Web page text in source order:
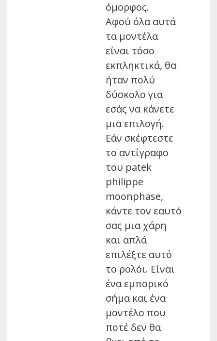
όμορφος.
Αφού όλα αυτά
τα μοντέλα
είναι τόσο
εκπληκτικά, θα
ήταν πολύ
δύσκολο για
εσάς να κάνετε
μια επιλογή.
Εάν σκέφτεστε
το αντίγραφο
του patek
philippe
moonphase,
κάντε τον εαυτό
σας μια χάρη
και απλά
επιλέξτε αυτό
το ρολόι. Είναι
ένα εμπορικό
σήμα και ένα
μοντέλο που
ποτέ δεν θα